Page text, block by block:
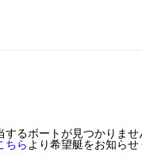
するボートが見つかりませ
ちら より希望艇をお知ら